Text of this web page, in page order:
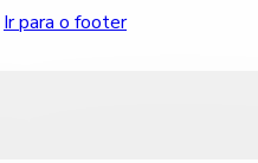
Ir para o footer